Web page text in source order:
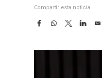
Compartir esta noticia
F
e
W
t
T
w
t
L
k
E
i